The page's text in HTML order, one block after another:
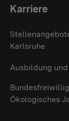
Karriere
Karlsruhe
Ausbildung
Ökologisches